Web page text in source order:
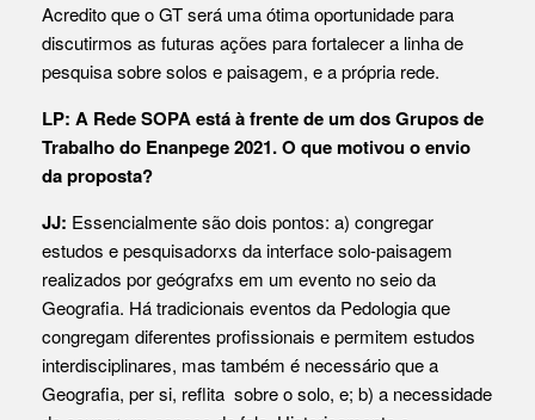
Acredito que o GT será uma ótima oportunidade para
discutirmos as futuras ações para fortalecer a linha de
pesquisa sobre solos e paisagem, e a própria rede.
LP: A Rede SOPA está à frente de um dos Grupos de
Trabalho do Enanpege 2021. O que motivou o envio
da proposta?
JJ: Essencialmente são dois pontos: a) congregar
estudos e pesquisadorxs da interface solo-paisagem
realizados por geógrafxs em um evento no seio da
Geografia. Há tradicionais eventos da Pedologia que
congregam diferentes profissionais e permitem estudos
interdisciplinares, mas também é necessário que a
Geografia, per si, reflita sobre o solo, e; b) a necessidade